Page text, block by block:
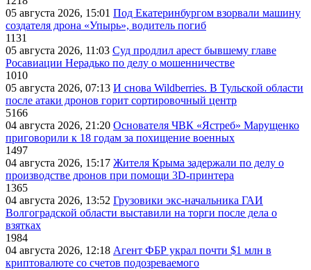
05 августа 2026, 15:01 Под Екатеринбургом взорвали машину
создателя дрона «Упырь», водитель погиб
1131
05 августа 2026, 11:03 Суд продлил арест бывшему главе
Росавиации Нерадько по делу о мошенничестве
1010
05 августа 2026, 07:13 И снова Wildberries. В Тульской области
после атаки дронов горит сортировочный центр
5166
04 августа 2026, 21:20 Основателя ЧВК «Ястреб» Марущенко
приговорили к 18 годам за похищение военных
1497
04 августа 2026, 15:17 Жителя Крыма задержали по делу о
производстве дронов при помощи 3D‑принтера
1365
04 августа 2026, 13:52 Грузовики экс-начальника ГАИ
Волгоградской области выставили на торги после дела о
взятках
1984
04 августа 2026, 12:18 Агент ФБР украл почти $1 млн в
криптовалюте со счетов подозреваемого